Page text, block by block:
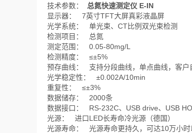
技术参数： 总氮快速测定仪 E-IN
显示器： 7英寸TFT大屏真彩液晶屏
光学系统： 单光束、CT比例双光束检测
检测项目： 总氮
测定范围： 0.05-80mg/L
检测精度： ≤±5%
预存曲线： 支持分段曲线，单点曲线，客户
光学稳定性： ±0.002A/10min
重复性： ≤±3%
数据储存： 2000条
数据接口： RS-232C、USB drive、USB
光源： 进口LED长寿命冷光源（德国）
光源寿命： 光源寿命更持久，可达10万小时